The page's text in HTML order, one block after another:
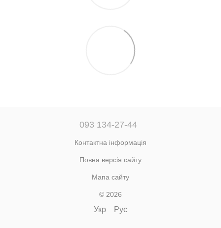
093 134-27-44
Контактна інформація
Повна версія сайту
Мапа сайту
© 2026
Укр Рус